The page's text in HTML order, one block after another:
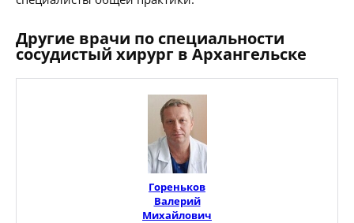
Другие врачи по специальности
сосудистый хирург в Архангельске
Гореньков
Валерий
Михайлович